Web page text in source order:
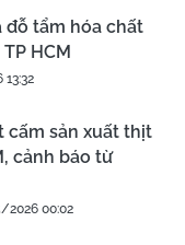
đỗ tẩm hóa chất
HCM
cấm sản xuất thịt
cảnh báo từ
2026 00:02